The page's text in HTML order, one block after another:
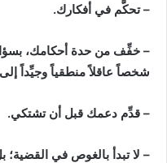
– تحكَّم في أفكارك.
– خفِّف من حدة أحكامك،
شخصاً عاقلاً منطقياً وجيِّداً
– قدِّم دعمك قبل أن تشتكي.
– لا تبدأ بالغوص في القضية؛